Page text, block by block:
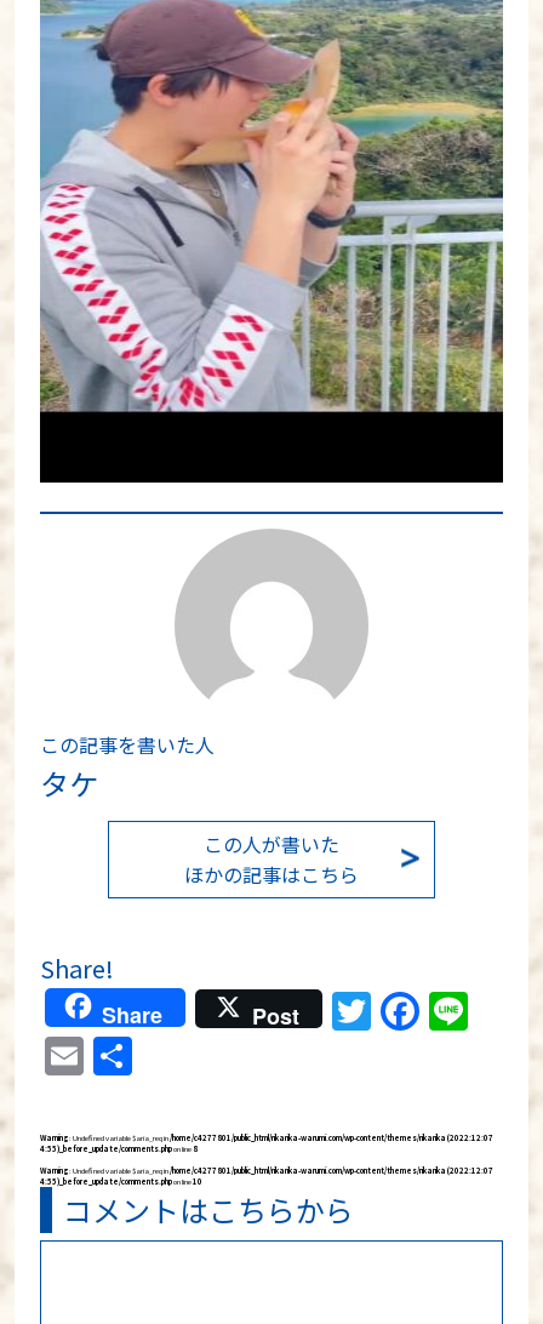
この記事を書いた人
タケ
この人が書いた
ほかの記事はこちら
Share!
Share Post Twitter
Email
Warning: Undefined variable $aria_req in/home/c4277801/public_html/rikarika-warumi.com/wp-content/themes/rikarika (2022:12:07
4:55)_before_update/comments.phpon line 8
Warning: Undefined variable $aria_req in/home/c4277801/public_html/rikarika-warumi.com/wp-content/themes/rikarika (2022:12:07
4:55)_before_update/comments.phpon line10
コメントはこちらから